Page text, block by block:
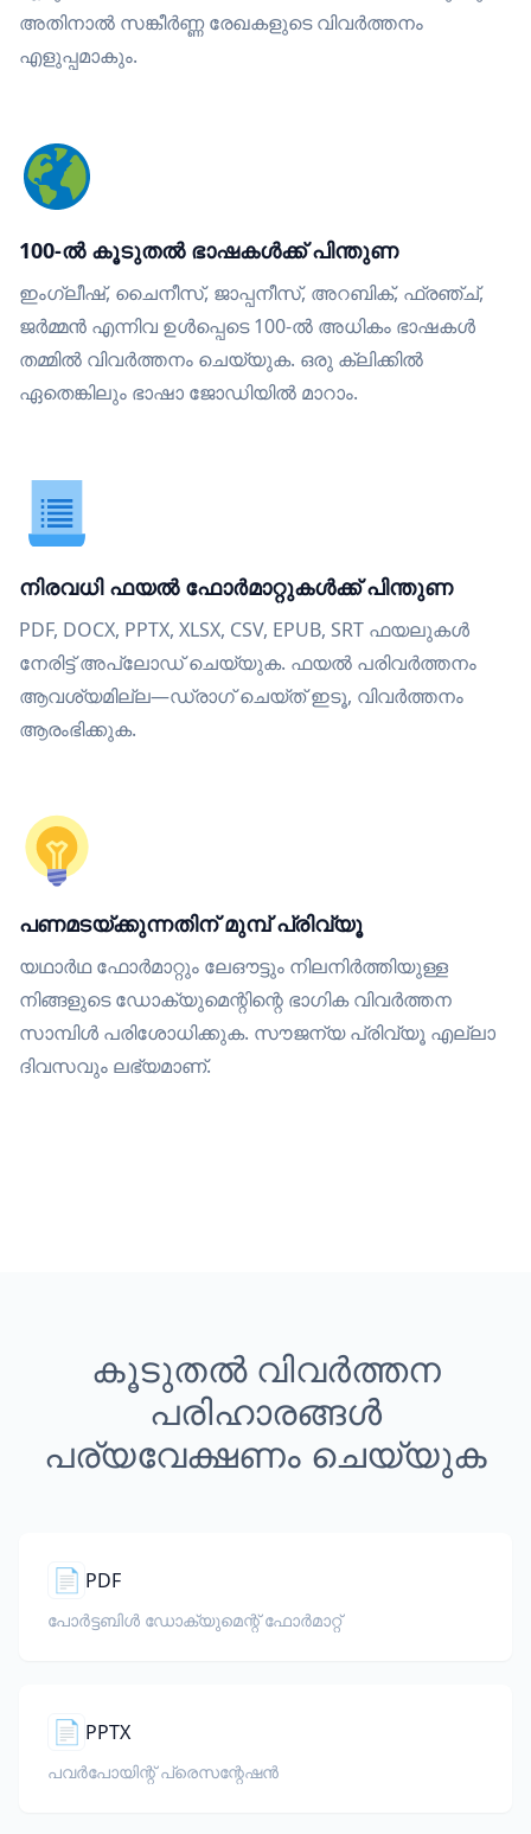
അതിനാൽ സങ്കീർണ്ണ രേഖകളുടെ വിവർത്തനം
എളുപ്പമാകും.
100-ൽ കൂടുതൽ ഭാഷകൾക്ക് പിന്തുണ
ഇംഗ്ലീഷ്, ചൈനീസ്, ജാപ്പനീസ്, അറബിക്, ഫ്രഞ്ച്,
ജർമ്മൻ എന്നിവ ഉൾപ്പെടെ 100-ൽ അധികം ഭാഷകൾ
തമ്മിൽ വിവർത്തനം ചെയ്യുക. ഒരു ക്ലിക്കിൽ
ഏതെങ്കിലും ഭാഷാ ജോഡിയിൽ മാറാം.
നിരവധി ഫയൽ ഫോർമാറ്റുകൾക്ക് പിന്തുണ
PDF, DOCX, PPTX, XLSX, CSV, EPUB, SRT ഫയലുകൾ
നേരിട്ട് അപ്‌ലോഡ് ചെയ്യുക. ഫയൽ പരിവർത്തനം
ആവശ്യമില്ല—ഡ്രാഗ് ചെയ്ത് ഇടൂ, വിവർത്തനം
ആരംഭിക്കുക.
പണമടയ്ക്കുന്നതിന് മുമ്പ് പ്രിവ്യൂ
യഥാർഥ ഫോർമാറ്റും ലേഔട്ടും നിലനിർത്തിയുള്ള
നിങ്ങളുടെ ഡോക്യുമെന്റിന്റെ ഭാഗിക വിവർത്തന
സാമ്പിൾ പരിശോധിക്കുക. സൗജന്യ പ്രിവ്യൂ എല്ലാ
ദിവസവും ലഭ്യമാണ്.
കൂടുതൽ വിവർത്തന
പരിഹാരങ്ങൾ
പര്യവേക്ഷണം ചെയ്യുക
📄 PDF
പോർട്ടബിൾ ഡോക്യുമെന്റ് ഫോർമാറ്റ്
📄 PPTX
പവർപോയിന്റ് പ്രെസന്റേഷൻ